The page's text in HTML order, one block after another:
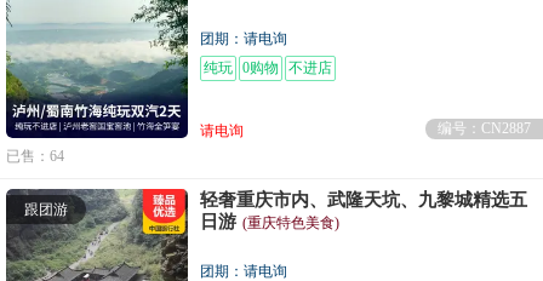
团期：请电询
纯玩 0购物 不进店
请电询
编号：CN2887
已售：64
跟团游
轻奢重庆市内、武隆天坑、九黎城精选五
日游 (重庆特色美食)
团期：请电询